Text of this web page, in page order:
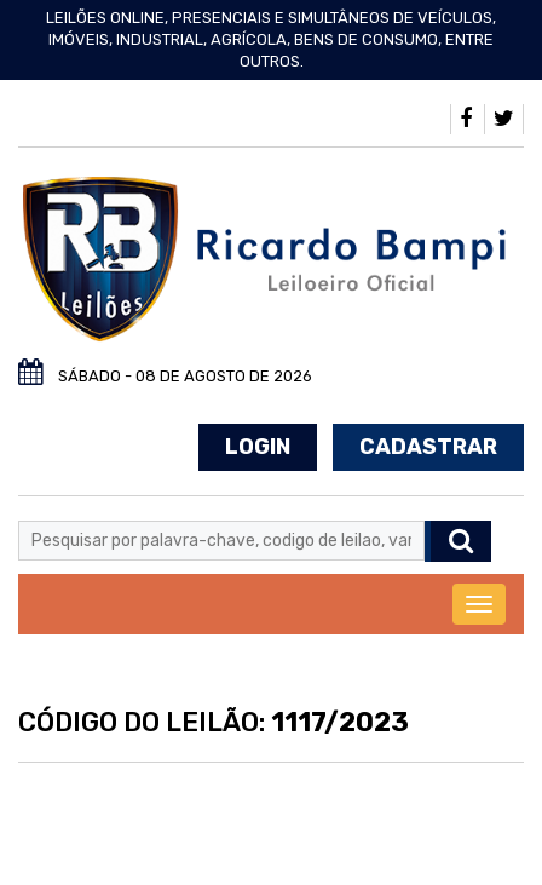
LEILÕES ONLINE, PRESENCIAIS E SIMULTÂNEOS DE VEÍCULOS,
IMÓVEIS, INDUSTRIAL, AGRÍCOLA, BENS DE CONSUMO, ENTRE
OUTROS.
SÁBADO - 08 DE AGOSTO DE 2026
LOGIN CADASTRAR
Abrir
menu
CÓDIGO DO LEILÃO: 1117/2023